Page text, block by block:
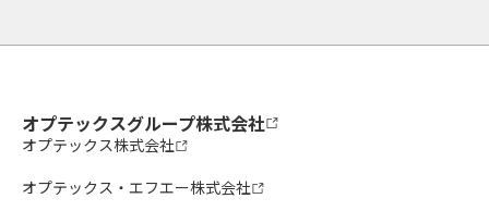
オプテックスグループ株式会社
オプテックス株式会社
オプテックス・エフエー株式会社